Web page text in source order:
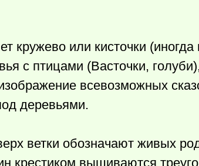
кружево или кисточки
с птицами (Bасточки,
всевозможных
деревьями.
ветки обозначают живых
вышиваются